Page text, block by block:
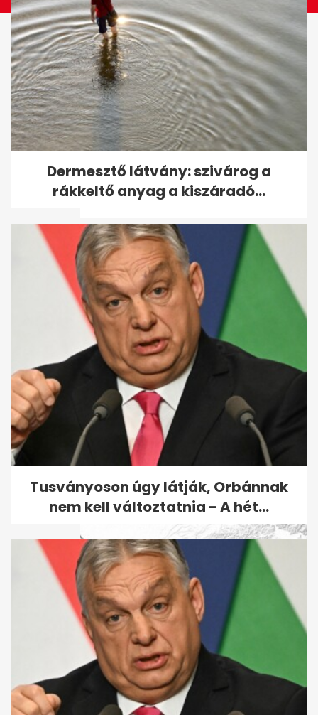
Megvan a kormány terve:
6000 milliárd forint uniós pénz
sorsa
Kínai kutatók új térképen
mutatják meg a Hold
geológiai...
Dermesztő látvány: szivárog a
rákkeltő anyag a kiszáradó...
Tusványoson úgy látják, Orbánnak
nem kell változtatnia - A hét...